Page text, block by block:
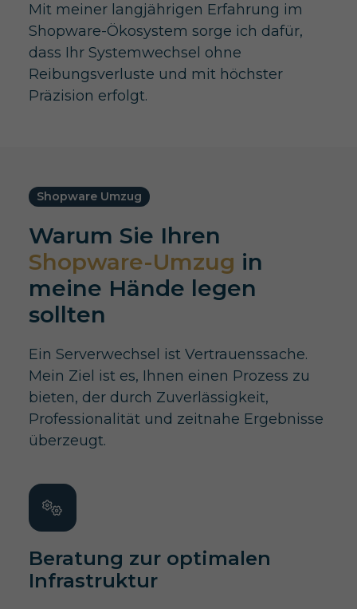
Mit meiner langjährigen Erfahrung im
Shopware-Ökosystem sorge ich dafür,
dass Ihr Systemwechsel ohne
Reibungsverluste und mit höchster
Präzision erfolgt.
Shopware Umzug
Warum Sie Ihren
Shopware-Umzug in
meine Hände legen
sollten
Ein Serverwechsel ist Vertrauenssache.
Mein Ziel ist es, Ihnen einen Prozess zu
bieten, der durch Zuverlässigkeit,
Professionalität und zeitnahe Ergebnisse
überzeugt.
Beratung zur optimalen
Infrastruktur